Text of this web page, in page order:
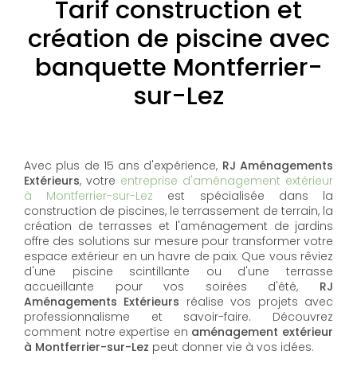
Tarif construction et
création de piscine avec
banquette Montferrier-
sur-Lez
Avec plus de 15 ans d'expérience, RJ Aménagements
Extérieurs, votre entreprise d'aménagement extérieur
à Montferrier-sur-Lez est spécialisée dans la
construction de piscines, le terrassement de terrain, la
création de terrasses et l'aménagement de jardins
offre des solutions sur mesure pour transformer votre
espace extérieur en un havre de paix. Que vous rêviez
d'une piscine scintillante ou d'une terrasse
accueillante pour vos soirées d'été, RJ
Aménagements Extérieurs réalise vos projets avec
professionnalisme et savoir-faire. Découvrez
comment notre expertise en aménagement extérieur
à Montferrier-sur-Lez peut donner vie à vos idées.